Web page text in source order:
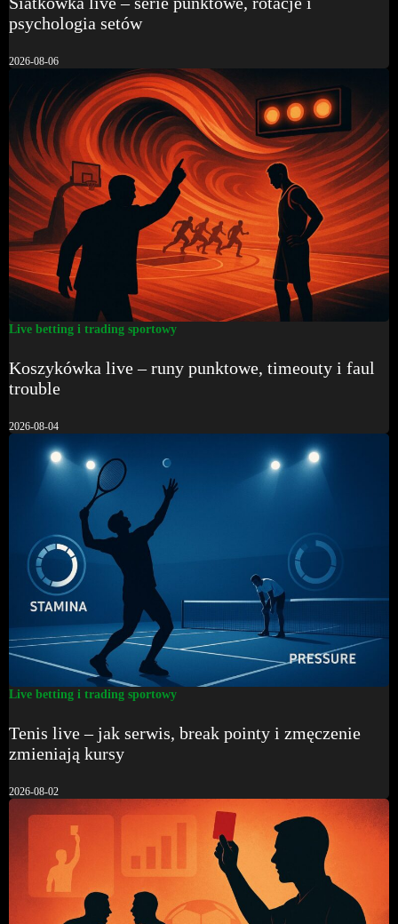
psychologia setów
2026-08-06
Live betting i trading sportowy
Koszykówka live – runy punktowe, timeouty i faul
trouble
2026-08-04
Live betting i trading sportowy
Tenis live – jak serwis, break pointy i zmęczenie
zmieniają kursy
2026-08-02